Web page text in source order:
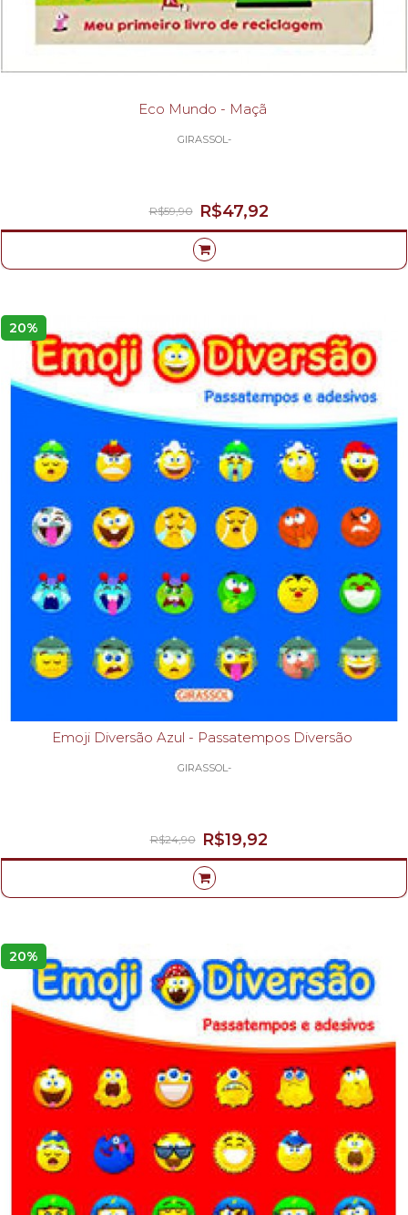
Eco Mundo - Maçã
GIRASSOL-
R$47,92
R$59,90
20%
Emoji Diversão Azul - Passatempos Diversão
GIRASSOL-
R$19,92
R$24,90
20%